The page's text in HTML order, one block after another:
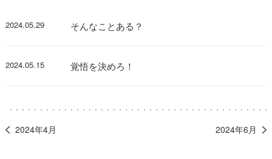
2024.05.29 そんなことある？
2024.05.15 覚悟を決めろ！
2024年4月 2024年6月